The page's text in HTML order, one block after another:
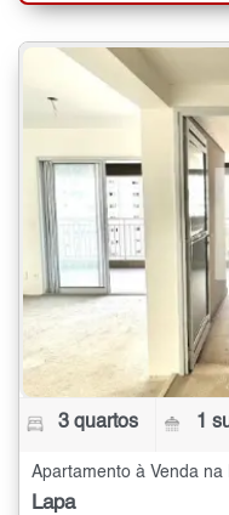
3 quartos 1
Apartamento à Venda
Lapa